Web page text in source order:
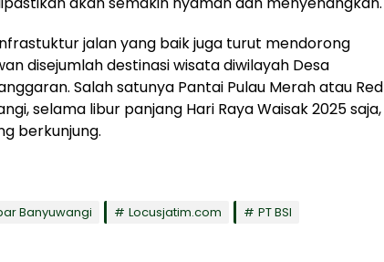
jalan yang baik juga turut mendorong
disejumlah destinasi wisata diwilayah Desa
Salah satunya Pantai Pulau Merah atau Red
selama libur panjang Hari Raya Waisak 2025 saja,
berkunjung.
Banyuwangi Locusjatim.com
PT BSI